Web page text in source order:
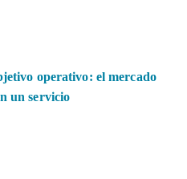
operativo: el mercado
un servicio